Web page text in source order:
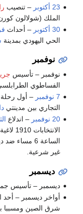
23 أكتوبر – تنصيب
الملك (شولالون
30 أكتوبر
– أحداث
الحي اليهودي بمدينة
نوفمبر
نوفمبر – تأسيس
الفساطوي
7 نوفمبر
– أول
التجاري بين مدينتي
20 نوفمبر
– اندلاع
الساعة 6 مساء ضد ديكتاتورية
غير شرعية.
ديسمبر
ديسمبر – تأسيس
أواخر ديسمبر – أحد
شرق الصين ومسببا بمقتل